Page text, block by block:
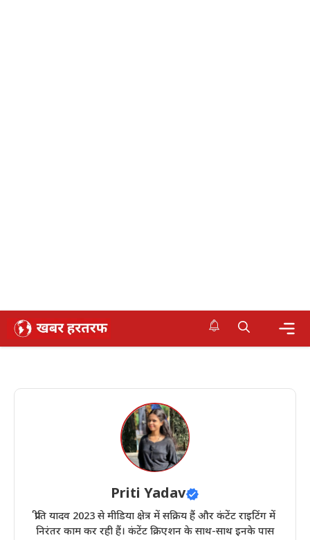
Skip
Priti Yadav
प्रीति यादव 2023 से मीडिया क्षेत्र में सक्रिय हैं और कंटेंट राइटिंग में
निरंतर काम कर रही हैं। कंटेंट क्रिएशन के साथ-साथ इनके पास